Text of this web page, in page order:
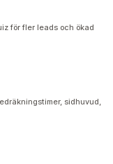
för fler leads och ökad
sidhuvud,